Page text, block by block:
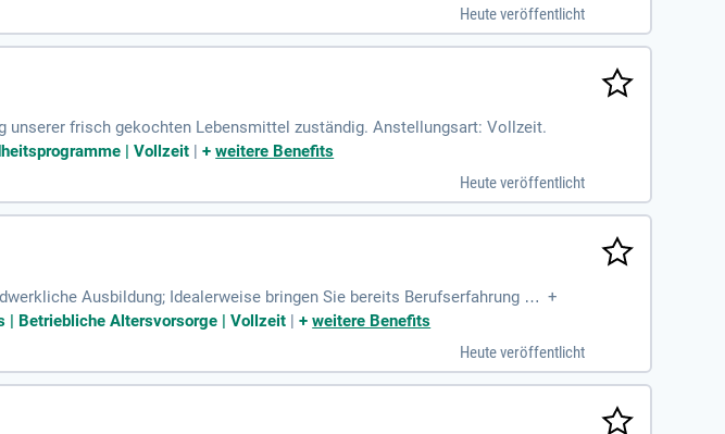
Heute veröffentlicht
frisch gekochten Lebensmittel zuständig. Anstellungsart: Vollzeit.
| Vollzeit |+weitere Benefits
Heute veröffentlicht
Ausbildung; Idealerweise bringen Sie bereits Berufserfahrung als
sind bereit, im Schichtbetrieb zu arbeiten
+
| Betriebliche Altersvorsorge | Vollzeit |+weitere Benefits
Heute veröffentlicht